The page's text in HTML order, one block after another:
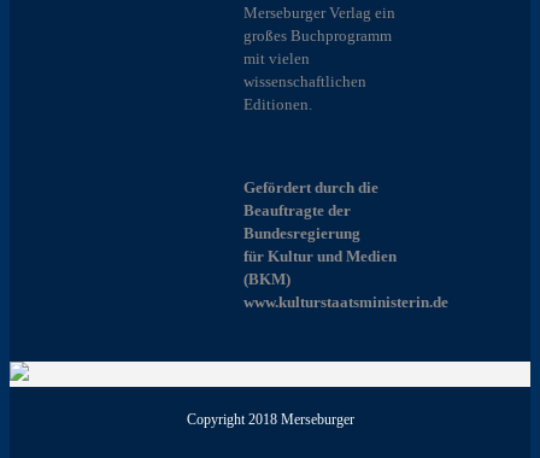
Merseburger Verlag ein
großes Buchprogramm
mit vielen
wissenschaftlichen
Editionen.
Gefördert durch die
Beauftragte der
Bundesregierung
für Kultur und Medien
(BKM)
www.kulturstaatsministerin.de
Copyright 2018 Merseburger